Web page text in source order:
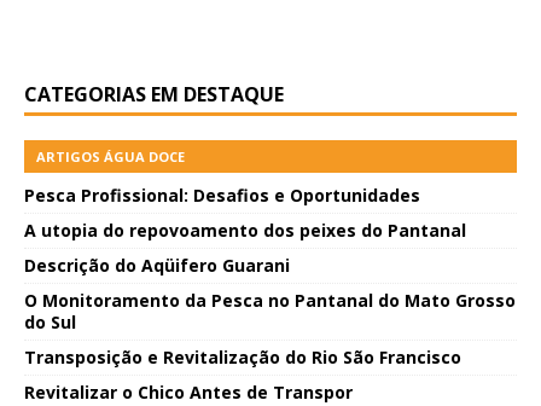
CATEGORIAS EM DESTAQUE
ARTIGOS ÁGUA DOCE
Pesca Profissional: Desafios e Oportunidades
A utopia do repovoamento dos peixes do Pantanal
Descrição do Aqüifero Guarani
O Monitoramento da Pesca no Pantanal do Mato Grosso
do Sul
Transposição e Revitalização do Rio São Francisco
Revitalizar o Chico Antes de Transpor